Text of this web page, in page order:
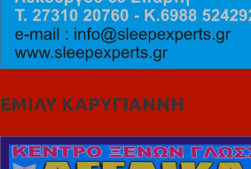
ΕΜΙΛΥ ΚΑΡΥΓΙΑΝΝΗ